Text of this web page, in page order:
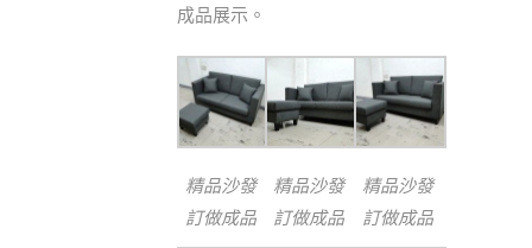
成品展示。
精品沙發
訂做成品
精品沙發
訂做成品
精品沙發
訂做成品